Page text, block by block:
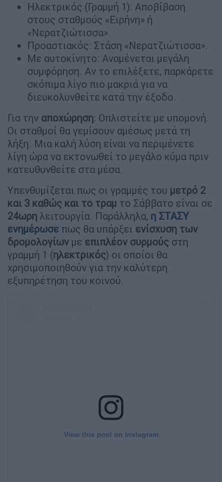
Ηλεκτρικός (Γραμμή 1): Αποβίβαση
στους σταθμούς «Ειρήνη» ή
«Νερατζιώτισσα».
Προαστιακός: Στάση «Νερατζιώτισσα».
Με αυτοκίνητο: Αναμένεται μεγάλη
συμφόρηση. Αν το επιλέξετε, παρκάρετε
σκόπιμα λίγο πιο μακριά για να
διευκολυνθείτε κατά την έξοδο.
Για την αποχώρηση: Οπλιστείτε με υπομονή.
Οι σταθμοί θα γεμίσουν αμέσως μετά τη
λήξη. Μια καλή λύση είναι να περιμένετε
λίγη ώρα να εκτονωθεί το μεγάλο κύμα πριν
κατευθυνθείτε στα μέσα.
Υπενθυμίζεται πως οι γραμμές του μετρό 2
και 3 καθώς και το τραμ το Σάββατο είναι σε
24ωρη λειτουργία. Παράλληλα, η ΣΤΑΣΥ
ενημέρωσε πως θα υπάρξει ενίσχυση των
δρομολογίων με επιπλέον συρμούς στη
γραμμή 1 (ηλεκτρικός) οι οποίοι θα
χρησιμοποιηθούν για την καλύτερη
εξυπηρέτηση του κοινού.
View this post on Instagram